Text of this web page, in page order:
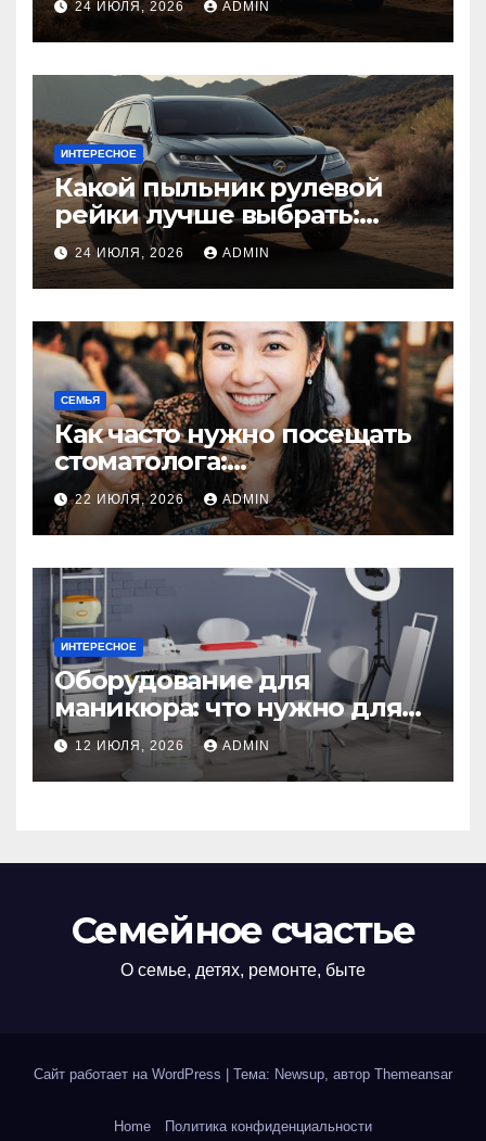
24 ИЮЛЯ, 2026 ADMIN
ИНТЕРЕСНОЕ
Какой пыльник рулевой
рейки лучше выбрать:
оригинальный или аналог,
резина или полиуретан
24 ИЮЛЯ, 2026 ADMIN
СЕМЬЯ
Как часто нужно посещать
стоматолога:
рекомендации для
здоровья зубов
22 ИЮЛЯ, 2026 ADMIN
ИНТЕРЕСНОЕ
Оборудование для
маникюра: что нужно для
идеального маникюра
12 ИЮЛЯ, 2026 ADMIN
Семейное счастье
О семье, детях, ремонте, быте
Сайт работает на WordPress | Тема: Newsup, автор Themeansar
Home Политика конфиденциальности